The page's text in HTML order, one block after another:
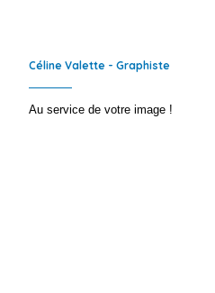
Au service de votre image !
Céline Valette - Graphiste